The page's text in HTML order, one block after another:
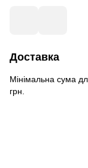
Доставка
Мінімальна сума
грн.